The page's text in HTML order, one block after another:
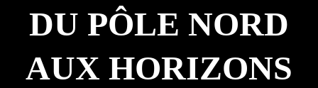
DU PÔLE NORD
AUX HORIZONS